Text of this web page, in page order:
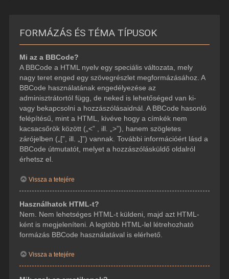
FORMÁZÁS ÉS TÉMA TÍPUSOK
Mi az a BBCode?
A BBCode a HTML nyelv egy speciális változata, mely
nagy teret enged egy szövegrészlet megformázásához. A
BBCode használatának engedélyezése az
adminisztrátortól függ, de neked is lehetőséged van ki-
vagy bekapcsolni a hozzászólásaidnál. A BBCode hasonló
felépítésű, mint a HTML, kivéve hogy a címkék nem
kacsacsőrök között („<” , ill. „>”), hanem szögletes
zárójelben („[”, ill. „]”) vannak. További információért lásd a
BBCode útmutatót, melyet a hozzászólásküldő oldalról
érhetsz el.
Vissza a tetejére
Használhatok HTML-t?
Nem. Nem lehetséges HTML-t küldeni, majd azt HTML-
ként is megjeleníteni. A legtöbb HTML-lel létrehozható
formázás BBCode használatával is elérhető.
Vissza a tetejére